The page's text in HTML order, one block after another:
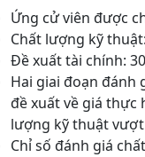
Ứng cử viên được
Chất lượng kỹ
Đề xuất tài chính:
Hai giai đoạn
đề xuất về giá thực
lượng kỹ thuật vượt
Chỉ số đánh giá